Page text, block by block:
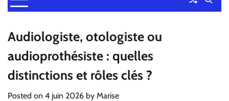
Audiologiste, otologiste ou
audioprothésiste : quelles
distinctions et rôles clés ?
Posted on 4 juin 2026 by Marise